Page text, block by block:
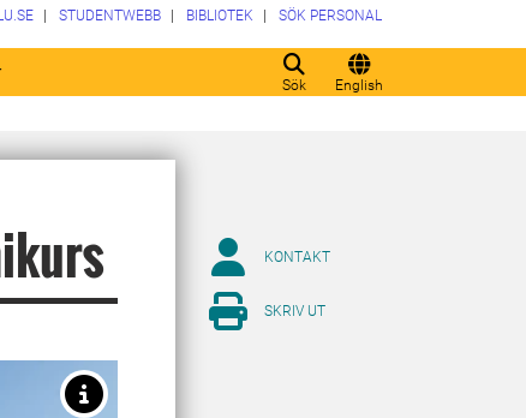
Sök English
STUDENTWEBB BIBLIOTEK SÖK PERSONAL
KONTAKT
SKRIV UT